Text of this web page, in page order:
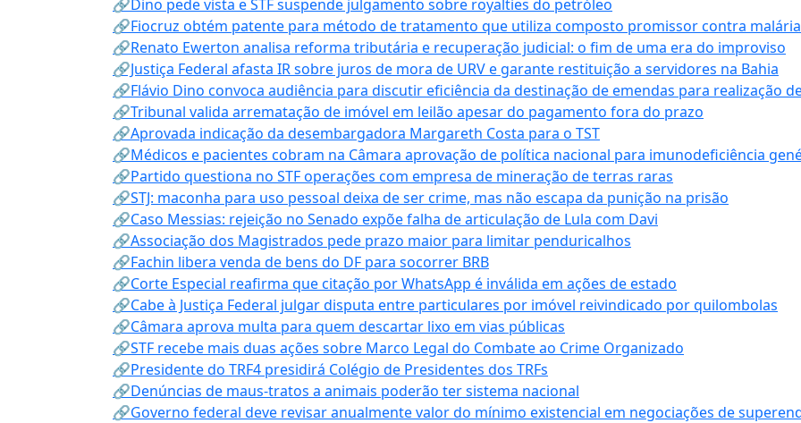
🔗Dino pede vista e STF suspende julgamento sobre royalties do petróleo
🔗Fiocruz obtém patente para método de tratamento que utiliza composto promissor contra
🔗Renato Ewerton analisa reforma tributária e recuperação judicial: o fim de uma era do improviso
🔗Justiça Federal afasta IR sobre juros de mora de URV e garante restituição a servidores na Bahia
🔗Flávio Dino convoca audiência para discutir eficiência da destinação de emendas para realização
🔗Tribunal valida arrematação de imóvel em leilão apesar do pagamento fora do prazo
🔗Aprovada indicação da desembargadora Margareth Costa para o TST
🔗Médicos e pacientes cobram na Câmara aprovação de política nacional para imunodeficiência
🔗Partido questiona no STF operações com empresa de mineração de terras raras
🔗STJ: maconha para uso pessoal deixa de ser crime, mas não escapa da punição na prisão
🔗Caso Messias: rejeição no Senado expõe falha de articulação de Lula com Davi
🔗Associação dos Magistrados pede prazo maior para limitar penduricalhos
🔗Fachin libera venda de bens do DF para socorrer BRB
🔗Corte Especial reafirma que citação por WhatsApp é inválida em ações de estado
🔗Cabe à Justiça Federal julgar disputa entre particulares por imóvel reivindicado por quilombolas
🔗Câmara aprova multa para quem descartar lixo em vias públicas
🔗STF recebe mais duas ações sobre Marco Legal do Combate ao Crime Organizado
🔗Presidente do TRF4 presidirá Colégio de Presidentes dos TRFs
🔗Denúncias de maus-tratos a animais poderão ter sistema nacional
🔗Governo federal deve revisar anualmente valor do mínimo existencial em negociações de